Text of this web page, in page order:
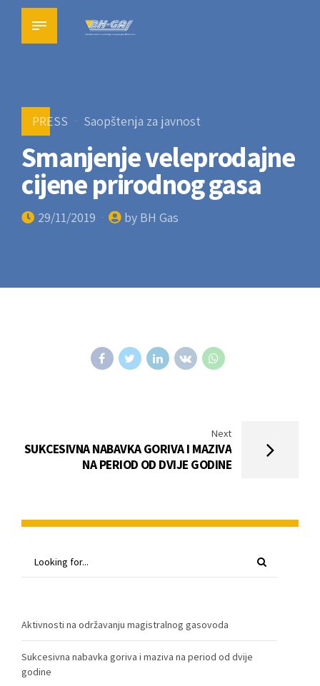
PRESS Saopštenja za javnost
Smanjenje veleprodajne
cijene prirodnog gasa
29/11/2019 by BH Gas
Next
SUKCESIVNA NABAVKA GORIVA I MAZIVA
NA PERIOD OD DVIJE GODINE
Aktivnosti na održavanju magistralnog gasovoda
Sukcesivna nabavka goriva i maziva na period od dvije
godine